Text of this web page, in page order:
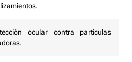
ocular contra partículas